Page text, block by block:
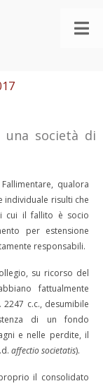
una società di
qualora
individuale risulti che
cui il fallito è socio
per estensione
responsabili.
su ricorso del
fattualmente
c.c., desumibile
di un fondo
e nelle perdite, il
affectio societatis).
il consolidato